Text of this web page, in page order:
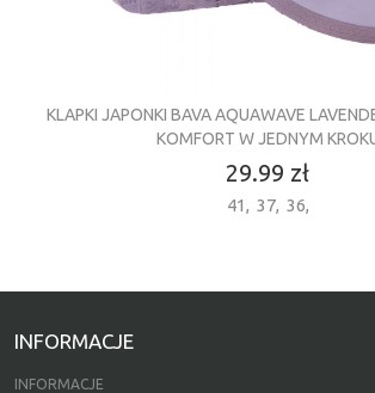
KLAPKI JAPONKI BAVA AQUAWAVE
KOMFORT W JEDNYM
29.99 zł
41, 37, 36,
INFORMACJE
INFORMACJE